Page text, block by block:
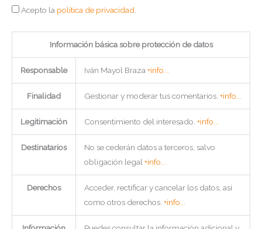
Acepto la política de privacidad.
Información básica sobre protección de datos
Responsable Iván Mayol Braza +info...
Finalidad Gestionar y moderar tus comentarios. +info...
Legitimación Consentimiento del interesado. +info...
Destinatarios
No se cederán datos a terceros, salvo
obligación legal +info...
Derechos
Acceder, rectificar y cancelar los datos, así
como otros derechos. +info...